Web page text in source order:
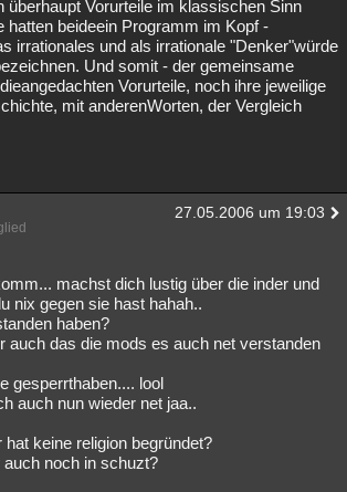
überhaupt Vorurteile im klassischen Sinn
hatten beideein Programm im Kopf -
irrationales und als irrationale "Denker"würde
Und somit - der gemeinsame
Vorurteile, noch ihre jeweilige
mit anderenWorten, der Vergleich
27.05.2006 um 19:03
machst dich lustig über die inder und
nix gegen sie hast hahah..
haben?
auch das die mods es auch net verstanden
gesperrthaben.... lool
auch nun wieder net jaa..
keine religion begründet?
noch in schuzt?